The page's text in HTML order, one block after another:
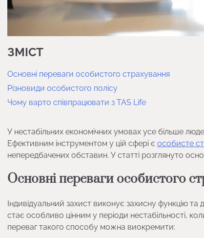
ЗМІСТ
Основні переваги особистого страхування
Різновиди особистого полісу
Чому варто співпрацювати з TAS Life
У нестабільних економічних умовах усе більше
Ефективним інструментом у цій сфері є особисте
непередбачених обставин. У статті розглянуто
Основні переваги особистого
Індивідуальний захист виконує захисну функцію
стає особливо цінним у періоди нестабільності,
переваг такого способу можна виокремити: